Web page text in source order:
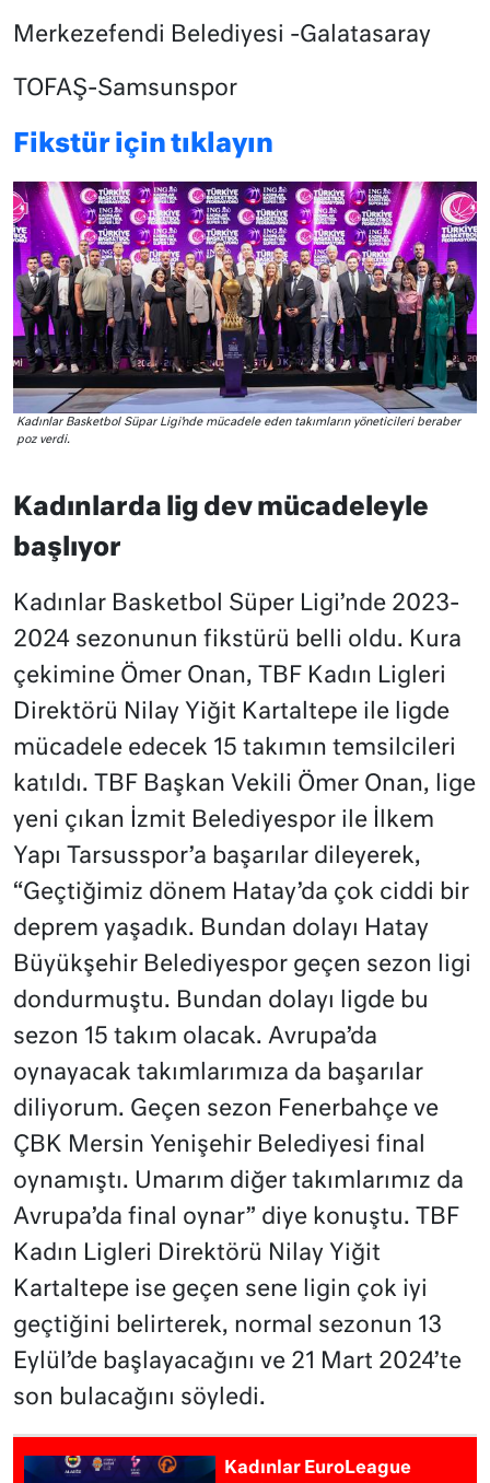
Merkezefendi Belediyesi -Galatasaray
TOFAŞ-Samsunspor
Fikstür için tıklayın
Kadınlar Basketbol Süpar Ligi’nde mücadele eden takımların yöneticileri beraber
poz verdi.
Kadınlarda lig dev mücadeleyle
başlıyor
Kadınlar Basketbol Süper Ligi’nde 2023-
2024 sezonunun fikstürü belli oldu. Kura
çekimine Ömer Onan, TBF Kadın Ligleri
Direktörü Nilay Yiğit Kartaltepe ile ligde
mücadele edecek 15 takımın temsilcileri
katıldı. TBF Başkan Vekili Ömer Onan, lige
yeni çıkan İzmit Belediyespor ile İlkem
Yapı Tarsusspor’a başarılar dileyerek,
“Geçtiğimiz dönem Hatay’da çok ciddi bir
deprem yaşadık. Bundan dolayı Hatay
Büyükşehir Belediyespor geçen sezon ligi
dondurmuştu. Bundan dolayı ligde bu
sezon 15 takım olacak. Avrupa’da
oynayacak takımlarımıza da başarılar
diliyorum. Geçen sezon Fenerbahçe ve
ÇBK Mersin Yenişehir Belediyesi final
oynamıştı. Umarım diğer takımlarımız da
Avrupa’da final oynar” diye konuştu. TBF
Kadın Ligleri Direktörü Nilay Yiğit
Kartaltepe ise geçen sene ligin çok iyi
geçtiğini belirterek, normal sezonun 13
Eylül’de başlayacağını ve 21 Mart 2024’te
son bulacağını söyledi.
Kadınlar EuroLeague